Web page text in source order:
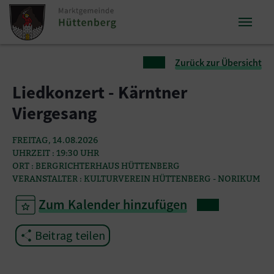
Zum Inhalt springen
Zum Seitenende springen
Zurück zur Übersicht
Liedkonzert - Kärntner
Viergesang
FREITAG, 14.08.2026
UHRZEIT : 19:30 UHR
ORT : BERGRICHTERHAUS HÜTTENBERG
VERANSTALTER : KULTURVEREIN HÜTTENBERG - NORIKUM
Zum Kalender hinzufügen
Beitrag teilen